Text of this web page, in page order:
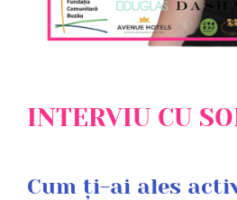
INTERVIU CU
Cum ți-ai ales